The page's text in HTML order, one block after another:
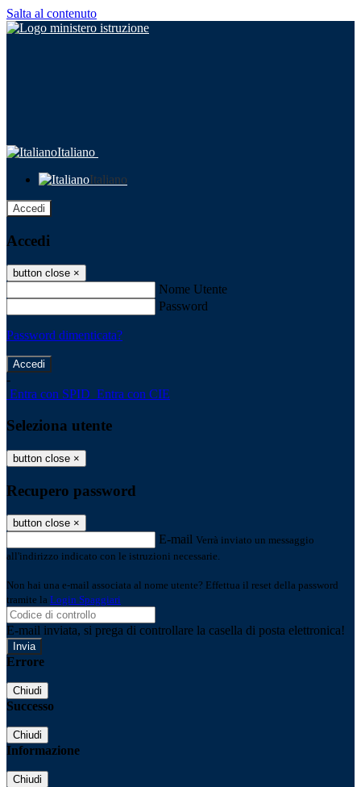
Salta al contenuto
Italiano
Italiano
Accedi
Accedi
button close ×
Nome Utente
Password
Password dimenticata?
-
Entra con SPID Entra con CIE
Seleziona utente
button close ×
Recupero password
button close ×
E-mail Verrà inviato un messaggio
all'indirizzo indicato con le istruzioni necessarie.
Non hai una e-mail associata al nome utente? Effettua il reset della password
tramite la Login Spaggiari
E-mail inviata, si prega di controllare la casella di posta elettronica!
Errore
Chiudi
Successo
Chiudi
Informazione
Chiudi